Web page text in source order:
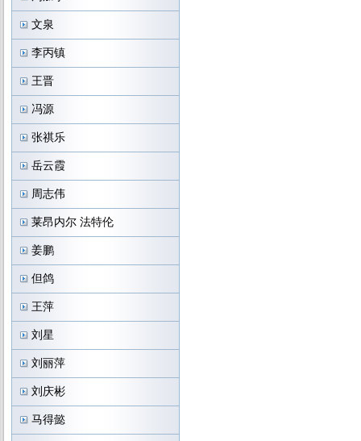
文泉
李丙镇
王晋
冯源
张祺乐
岳云霞
周志伟
莱昂内尔 法特伦
姜鹏
但鸽
王萍
刘星
刘丽萍
刘庆彬
马得懿